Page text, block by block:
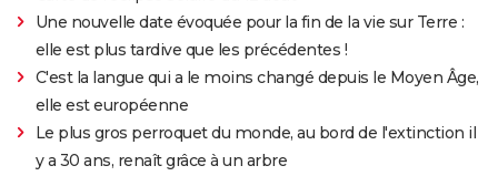
Une nouvelle date évoquée pour la fin de la vie sur Terre :
elle est plus tardive que les précédentes !
C'est la langue qui a le moins changé depuis le Moyen Âge,
elle est européenne
Le plus gros perroquet du monde, au bord de l'extinction il
y a 30 ans, renaît grâce à un arbre